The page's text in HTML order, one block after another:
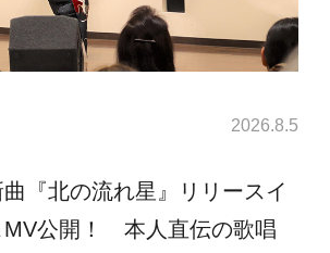
2026.8.5
『北の流れ星』リリースイ
MV公開！ 本人直伝の歌唱